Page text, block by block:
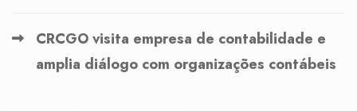
CRCGO visita empresa de contabilidade e
amplia diálogo com organizações contábeis